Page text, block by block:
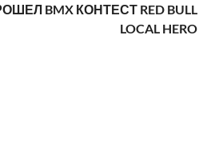
BMX КОНТЕСТ RED BULL
LOCAL HERO